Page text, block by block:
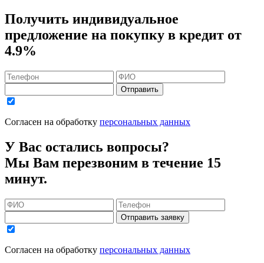
Получить индивидуальное
предложение на покупку в кредит от
4.9%
Отправить
Согласен на обработку персональных данных
У Вас остались вопросы?
Мы Вам перезвоним в течение 15
минут.
Отправить заявку
Согласен на обработку персональных данных